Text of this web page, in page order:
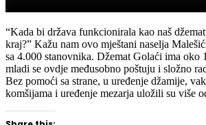
“Kada bi država funkcionirala kao naš
kraj?” Kažu nam ovo mještani naselja
sa 4.000 stanovnika. Džemat Golaći ima oko
mladi se ovdje međusobno poštuju i složno
Bez pomoći sa strane, u uređenje džamije,
komšijama i uređenje mezarja uložili su više